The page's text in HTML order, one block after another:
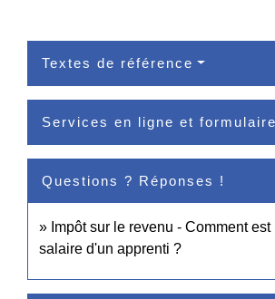
Textes de référence
Services en ligne et
Questions ? Réponses !
Impôt sur le revenu - Comment
salaire d'un apprenti ?